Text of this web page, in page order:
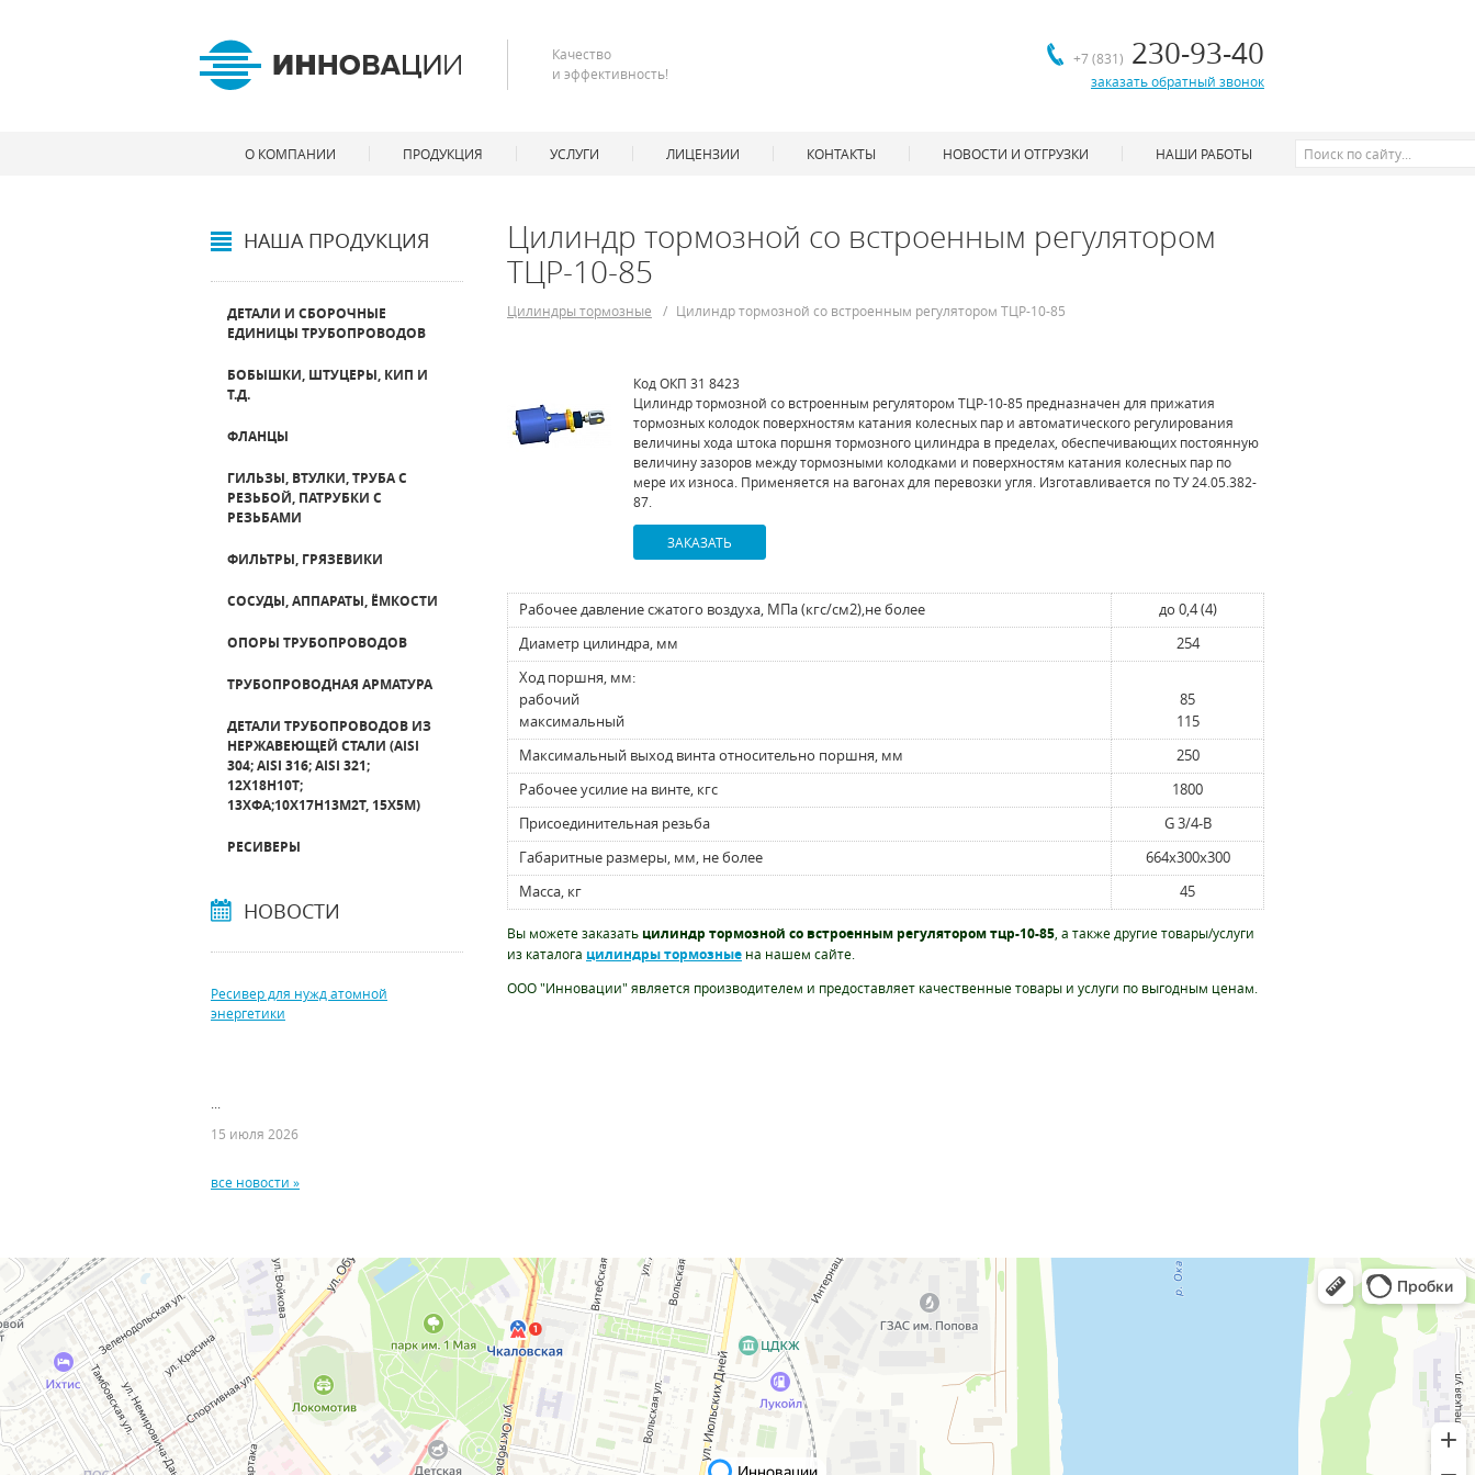
НАША ПРОДУКЦИЯ
ДЕТАЛИ И СБОРОЧНЫЕ
ЕДИНИЦЫ ТРУБОПРОВОДОВ
БОБЫШКИ, ШТУЦЕРЫ, КИП И
Т.Д.
ФЛАНЦЫ
ГИЛЬЗЫ, ВТУЛКИ, ТРУБА С
РЕЗЬБОЙ, ПАТРУБКИ С
РЕЗЬБАМИ
ФИЛЬТРЫ, ГРЯЗЕВИКИ
СОСУДЫ, АППАРАТЫ, ЁМКОСТИ
ОПОРЫ ТРУБОПРОВОДОВ
ТРУБОПРОВОДНАЯ АРМАТУРА
ДЕТАЛИ ТРУБОПРОВОДОВ ИЗ
НЕРЖАВЕЮЩЕЙ СТАЛИ (AISI
304; AISI 316; AISI 321;
12Х18Н10Т;
13ХФА;10Х17Н13М2Т, 15Х5М)
РЕСИВЕРЫ
НОВОСТИ
Ресивер для нужд атомной
энергетики
15 июля 2026
все новости »
Цилиндр тормозной со встроенным регулятором
ТЦР-10-85
Цилиндры тормозные / Цилиндр тормозной со встроенным регулятором ТЦР-10-85
Код ОКП 31 8423
Цилиндр тормозной со встроенным регулятором ТЦР-10-85 предназначен для прижатия
тормозных колодок поверхностям катания колесных пар и автоматического регулирования
величины хода штока поршня тормозного цилиндра в пределах, обеспечивающих постоянную
величину зазоров между тормозными колодками и поверхностям катания колесных пар по
мере их износа. Применяется на вагонах для перевозки угля. Изготавливается по ТУ 24.05.382-
87.
ЗАКАЗАТЬ
Рабочее давление сжатого воздуха, МПа (кгс/см2),не более
до 0,4 (4)
Диаметр цилиндра, мм
254
Ход поршня, мм:
рабочий
максимальный
85
115
Максимальный выход винта относительно поршня, мм
250
Рабочее усилие на винте, кгс
1800
Присоединительная резьба
G 3/4-B
Габаритные размеры, мм, не более
664х300х300
Масса, кг
45
Вы можете заказать цилиндр тормозной со встроенным регулятором тцр-10-85 , а также другие товары/услуги
из каталога цилиндры тормозные на нашем сайте.
ООО "Инновации" является производителем и предоставляет качественные товары и услуги по выгодным ценам.
Качество
и эффективность!
+7 (831) 230-93-40
заказать обратный звонок
О КОМПАНИИ ПРОДУКЦИЯ УСЛУГИ ЛИЦЕНЗИИ КОНТАКТЫ НОВОСТИ И ОТГРУЗКИ НАШИ РАБОТЫ